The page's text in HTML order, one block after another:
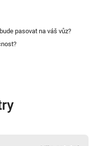
pasovat na váš vůz?